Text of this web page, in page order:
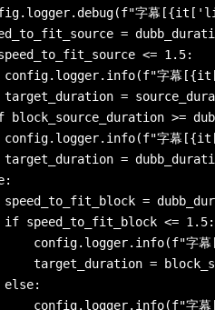
字幕
=
<= 1.5:
字幕
=
block_source_duration >=
字幕
=
=
speed_to_fit_block <= 1.5:
config.logger.info(f"字幕
target_duration =
config.logger.info(f"字幕